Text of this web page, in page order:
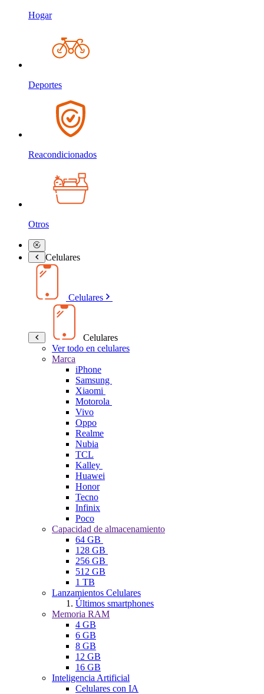
Hogar
Deportes
Reacondicionados
Otros
Celulares
Celulares
Celulares
Ver todo en celulares
Marca
iPhone
Samsung
Xiaomi
Motorola
Vivo
Oppo
Realme
Nubia
TCL
Kalley
Huawei
Honor
Tecno
Infinix
Poco
Capacidad de almacenamiento
64 GB
128 GB
256 GB
512 GB
1 TB
Lanzamientos Celulares
Últimos smartphones
Memoria RAM
4 GB
6 GB
8 GB
12 GB
16 GB
Inteligencia Artificial
Celulares con IA